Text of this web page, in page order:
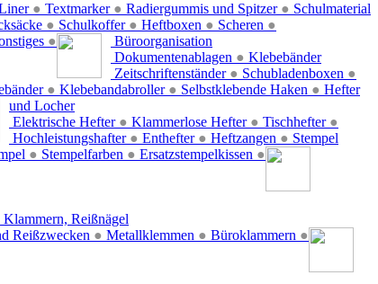
● Textmarker ● Radiergummis und Spitzer ● Schulmaterial
● Schulkoffer ● Heftboxen ● Scheren ●
●
Büroorganisation
Dokumentenablagen ●
Zeitschriftenständer ● Schubladenboxen ●
Klebebänder
● Klebebandabroller ● Selbstklebende Haken ● Hefter
und Locher
Elektrische Hefter ● Klammerlose Hefter ● Tischhefter ●
Hochleistungshafter ● Enthefter ● Heftzangen ● Stempel
● Stempelfarben ● Ersatzstempelkissen ●
Reißnägel
Reißzwecken ● Metallklemmen ● Büroklammern ●